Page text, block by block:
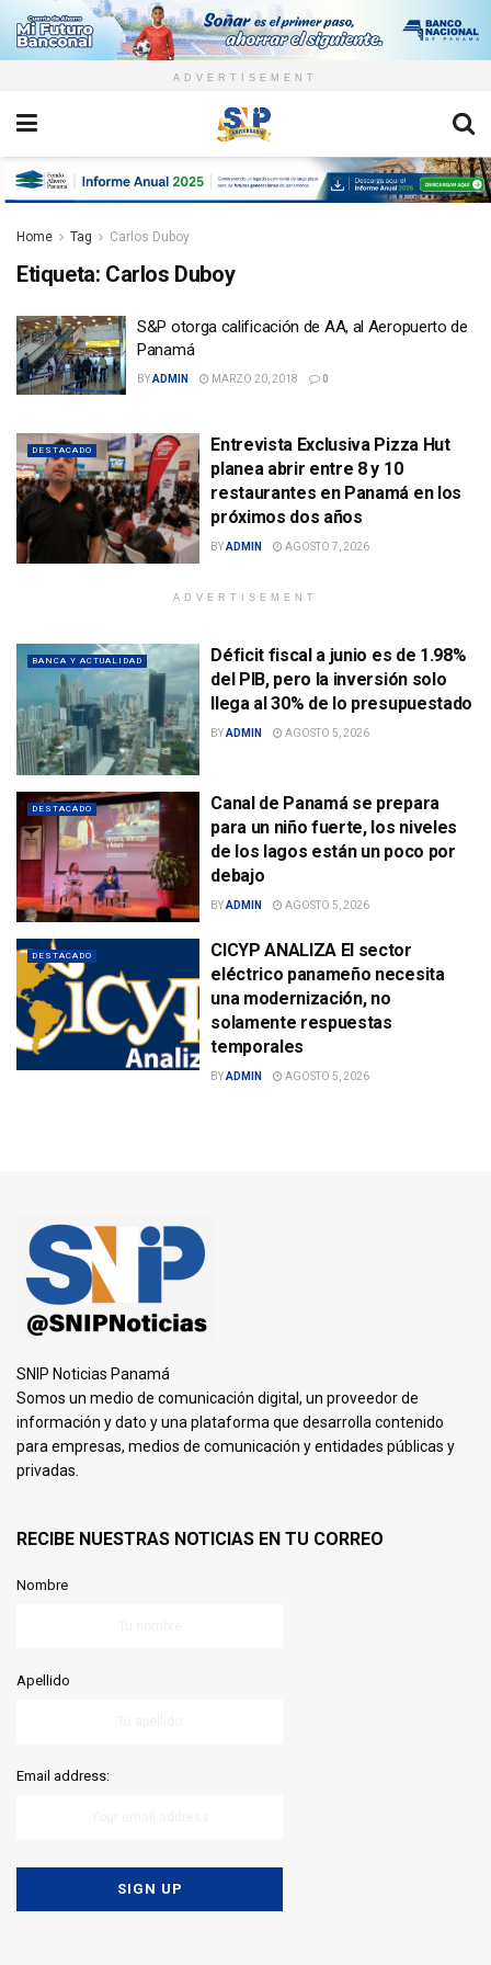
ADVERTISEMENT
Home Tag Carlos Duboy
Etiqueta: Carlos Duboy
S&P otorga calificación de AA, al Aeropuerto de
Panamá
BYADMIN MARZO 20, 2018 0
DESTACADO
Entrevista Exclusiva Pizza Hut
planea abrir entre 8 y 10
restaurantes en Panamá en los
próximos dos años
BYADMIN AGOSTO 7, 2026
ADVERTISEMENT
BANCA Y ACTUALIDAD
Déficit fiscal a junio es de 1.98%
del PIB, pero la inversión solo
llega al 30% de lo presupuestado
BYADMIN AGOSTO 5, 2026
DESTACADO
Canal de Panamá se prepara
para un niño fuerte, los niveles
de los lagos están un poco por
debajo
BYADMIN AGOSTO 5, 2026
DESTACADO
CICYP ANALIZA El sector
eléctrico panameño necesita
una modernización, no
solamente respuestas
temporales
BYADMIN AGOSTO 5, 2026
SNIP Noticias Panamá
Somos un medio de comunicación digital, un proveedor de
información y dato y una plataforma que desarrolla contenido
para empresas, medios de comunicación y entidades públicas y
privadas.
RECIBE NUESTRAS NOTICIAS EN TU CORREO
Nombre
Apellido
Email address: